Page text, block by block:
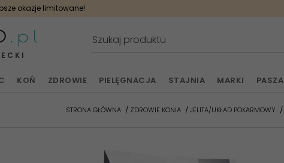
okazje limitowane!
KOŃ ZDROWIE PIELĘGNACJA STAJNIA MARKI PASZA
STRONA GŁÓWNA ZDROWIE KONIA JELITA/UKŁAD POKARMOWY